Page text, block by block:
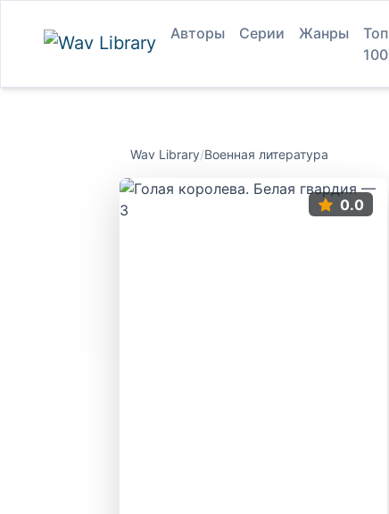
Авторы Серии Жанры
Топ
100
Wav Library/Военная литература
0.0